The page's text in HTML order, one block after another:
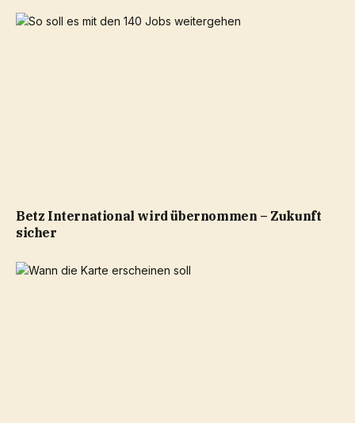
Betz International wird übernommen – Zukunft
sicher